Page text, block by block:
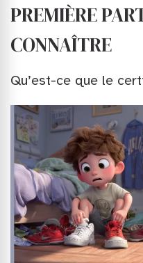
PREMIÈRE
CONNAÎTRE
Qu’est-ce que le